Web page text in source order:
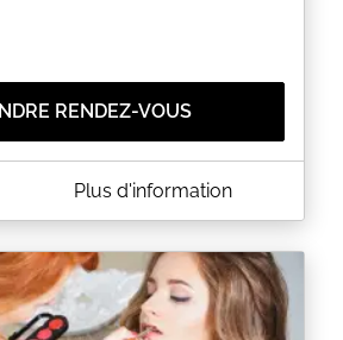
RENDEZ-VOUS
MAINS DE PAULINE
de beauté aux Mains de
vous accueillir à partir de début
vos épilations, soins d'onglerie
et gel), mise en beauté du regard,
soins du corps.
Plus d'information